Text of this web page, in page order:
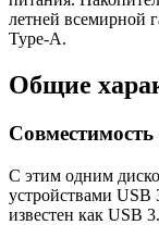
летней всемирной
Type-A.
Общие
Совместимость
С этим одним
устройствами USB
известен как USB